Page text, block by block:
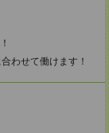
わせて働けます！